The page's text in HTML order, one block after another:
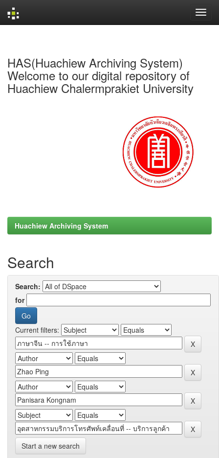
HAS(Huachiew Archiving System)
Welcome to our digital repository of
Huachiew Chalermprakiet University
Huachiew Archiving System
Search
Search:
for
Current filters:
Start a new search